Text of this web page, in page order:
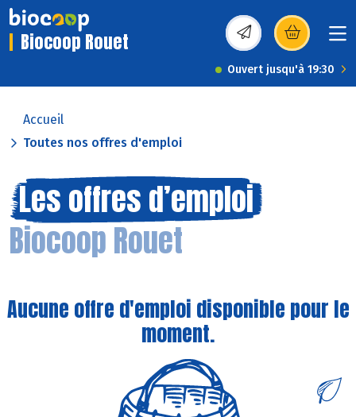
Biocoop Rouet (s’ouvre dans une
Ouvert jusqu'à 19:30
Accueil
Toutes nos offres d'emploi
Les offres d’emploi
Biocoop Rouet
Aucune offre d'emploi disponible pour le
moment.